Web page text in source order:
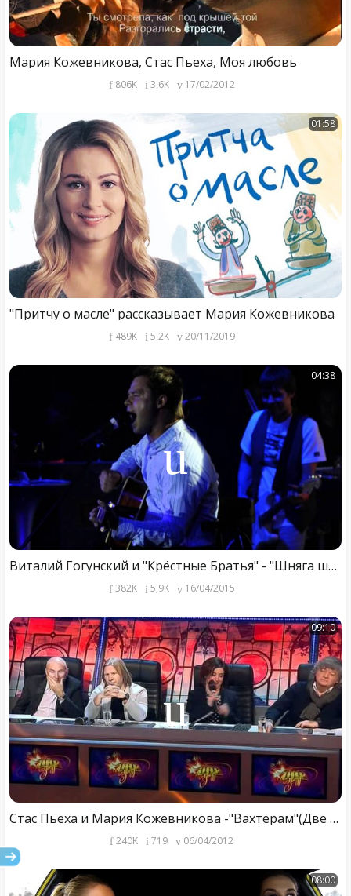
Мария Кожевникова, Стас Пьеха, Моя любовь
806K 3,6K 17/02/2012
01:58
"Притчу о масле" рассказывает Мария Кожевникова
489K 5,2K 20/11/2019
04:38
Виталий Гогунский и "Крёстные Братья" - "Шняга шняжная"
382K 5,9K 16/04/2015
09:10
Стас Пьеха и Мария Кожевникова -"Вахтерам"(Две звезды )
240K 719 06/04/2012
08:00